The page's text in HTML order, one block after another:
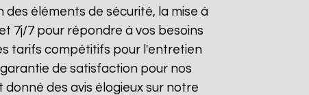
éléments de sécurité, la mise à
7j/7 pour répondre à vos besoins
tarifs compétitifs pour l'entretien
de satisfaction pour nos
des avis élogieux sur notre